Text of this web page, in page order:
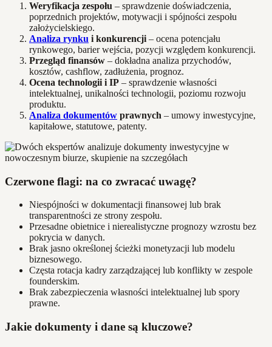
Weryfikacja zespołu – sprawdzenie doświadczenia,
poprzednich projektów, motywacji i spójności zespołu
założycielskiego.
Analiza rynku i konkurencji – ocena potencjału
rynkowego, barier wejścia, pozycji względem konkurencji.
Przegląd finansów – dokładna analiza przychodów,
kosztów, cashflow, zadłużenia, prognoz.
Ocena technologii i IP – sprawdzenie własności
intelektualnej, unikalności technologii, poziomu rozwoju
produktu.
Analiza dokumentów prawnych – umowy inwestycyjne,
kapitałowe, statutowe, patenty.
Czerwone flagi: na co zwracać uwagę?
Niespójności w dokumentacji finansowej lub brak
transparentności ze strony zespołu.
Przesadne obietnice i nierealistyczne prognozy wzrostu bez
pokrycia w danych.
Brak jasno określonej ścieżki monetyzacji lub modelu
biznesowego.
Częsta rotacja kadry zarządzającej lub konflikty w zespole
founderskim.
Brak zabezpieczenia własności intelektualnej lub spory
prawne.
Jakie dokumenty i dane są kluczowe?